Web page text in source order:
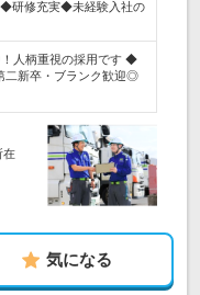
◆研修充実◆未経験入社の
人柄重視の採用です ◆
新卒・ブランク歓迎◎
在
気になる